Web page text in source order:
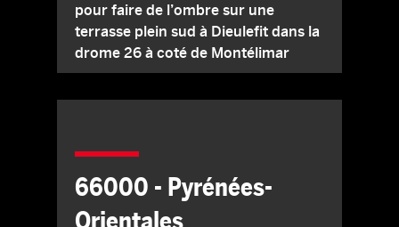
pour faire de l’ombre sur une
terrasse plein sud à Dieulefit dans la
drome 26 à coté de Montélimar
66000 - Pyrénées-
Orientales